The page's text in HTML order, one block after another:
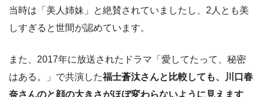
当時は「美人姉妹」と絶賛されていましたし、2人とも美
しすぎると世間が認めています。
また、2017年に放送されたドラマ「愛してたって、秘密
はある。」で共演した福士蒼汰さんと比較しても、川口春
奈さんのと顔の大きさがほぼ変わらないように見えます